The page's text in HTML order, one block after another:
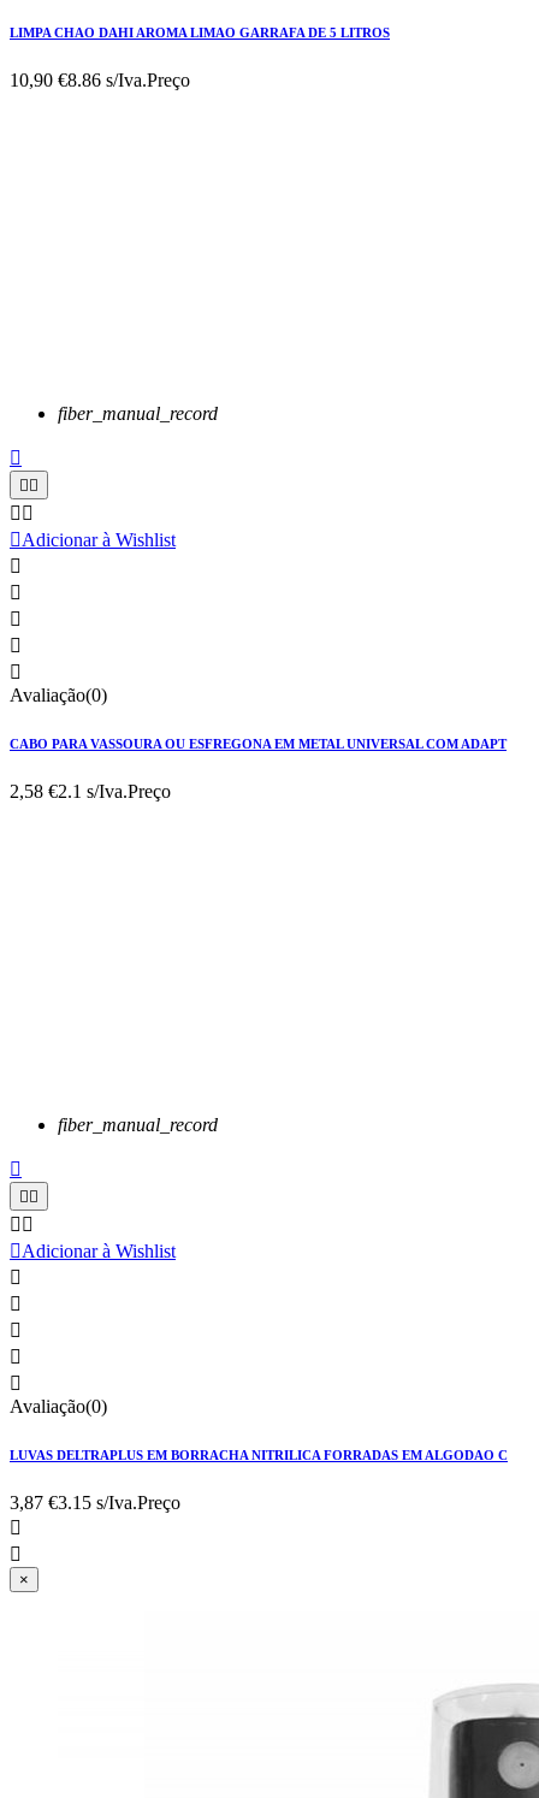
LIMPA CHAO DAHI AROMA LIMAO GARRAFA DE 5 LITROS
10,90 €8.86 s/Iva.Preço
fiber_manual_record

 
 
Adicionar à Wishlist





Avaliação(0)
CABO PARA VASSOURA OU ESFREGONA EM METAL UNIVERSAL COM ADAPT
2,58 €2.1 s/Iva.Preço
fiber_manual_record

 
 
Adicionar à Wishlist





Avaliação(0)
LUVAS DELTRAPLUS EM BORRACHA NITRILICA FORRADAS EM ALGODAO C
3,87 €3.15 s/Iva.Preço


×